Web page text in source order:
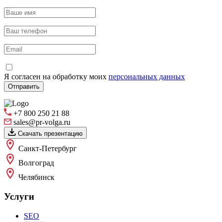
Я согласен на обработку моих персональных данных
+7 800 250 21 88
sales@pr-volga.ru
Скачать презентацию
Санкт-Петербург
Волгоград
Челябинск
Услуги
SEO